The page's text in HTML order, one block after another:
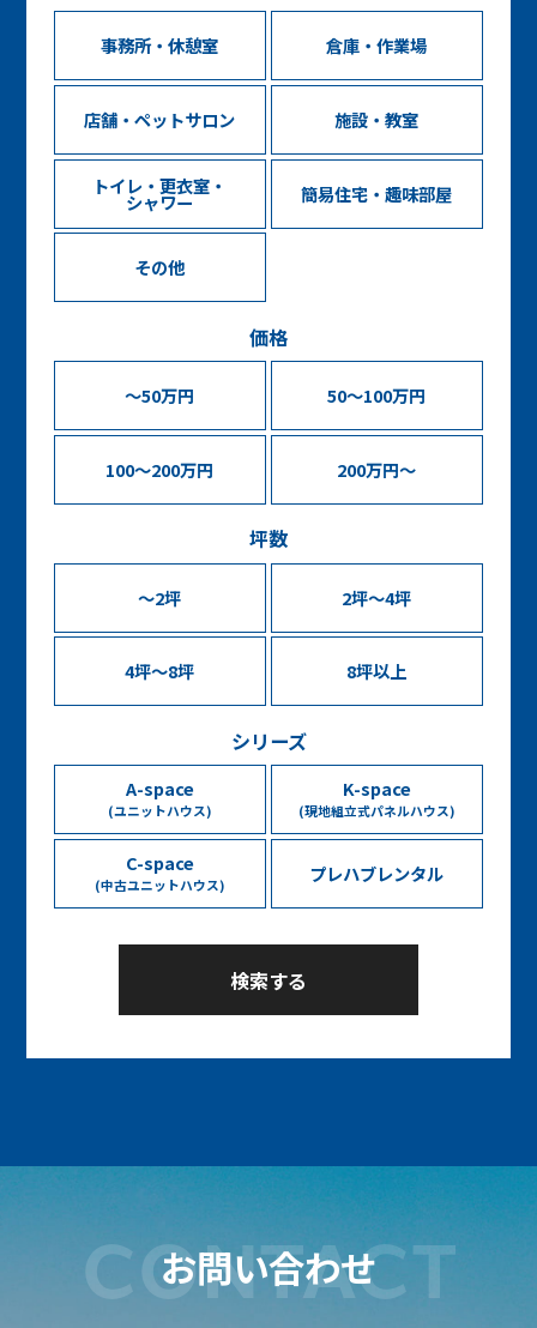
事務所・休憩室 倉庫・作業場
店舗・ペットサロン 施設・教室
トイレ・更衣室・
シャワー 簡易住宅・趣味部屋
その他
価格
～50万円 50～100万円
100～200万円 200万円～
坪数
〜2坪 2坪〜4坪
4坪〜8坪 8坪以上
シリーズ
A-space
(ユニットハウス)
K-space
(現地組立式パネルハウス)
C-space
(中古ユニットハウス) プレハブレンタル
お問い合わせ
CONTACT